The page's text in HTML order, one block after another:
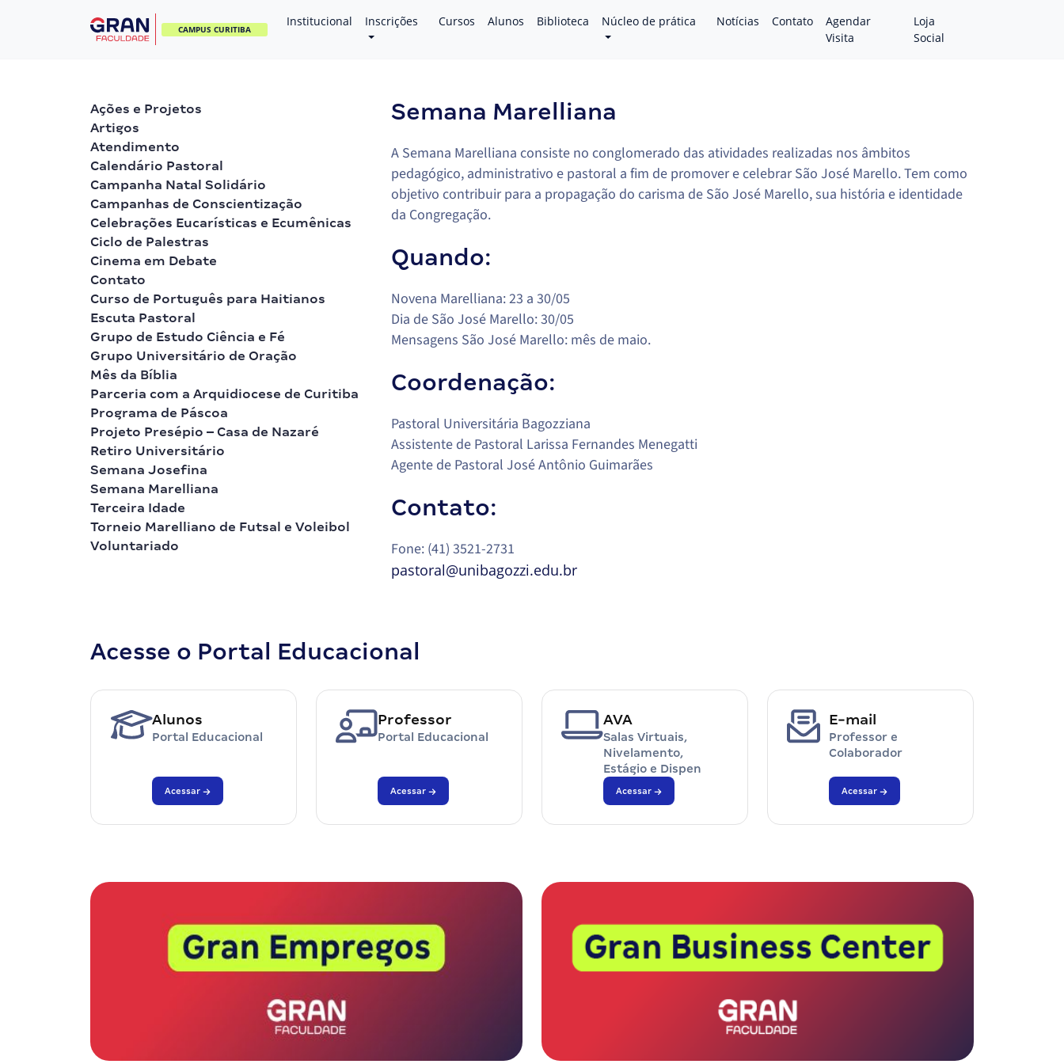
CAMPUS CURITIBA
Institucional Inscrições Cursos Alunos Biblioteca Núcleo de prática Notícias Contato
Agendar
Visita
Loja
Social
Ações e Projetos
Artigos
Atendimento
Calendário Pastoral
Campanha Natal Solidário
Campanhas de Conscientização
Celebrações Eucarísticas e Ecumênicas
Ciclo de Palestras
Cinema em Debate
Contato
Curso de Português para Haitianos
Escuta Pastoral
Grupo de Estudo Ciência e Fé
Grupo Universitário de Oração
Mês da Bíblia
Parceria com a Arquidiocese de Curitiba
Programa de Páscoa
Projeto Presépio – Casa de Nazaré
Retiro Universitário
Semana Josefina
Semana Marelliana
Terceira Idade
Torneio Marelliano de Futsal e Voleibol
Voluntariado
Semana Marelliana
A Semana Marelliana consiste no conglomerado das atividades realizadas nos âmbitos
pedagógico, administrativo e pastoral a fim de promover e celebrar São José Marello. Tem como
objetivo contribuir para a propagação do carisma de São José Marello, sua história e identidade
da Congregação.
Quando:
Novena Marelliana: 23 a 30/05
Dia de São José Marello: 30/05
Mensagens São José Marello: mês de maio.
Coordenação:
Pastoral Universitária Bagozziana
Assistente de Pastoral Larissa Fernandes Menegatti
Agente de Pastoral José Antônio Guimarães
Contato:
Fone: (41) 3521-2731
pastoral@unibagozzi.edu.br
Acesse o Portal Educacional
Alunos
Portal Educacional
Acessar
Professor
Portal Educacional
Acessar
AVA
Salas Virtuais,
Nivelamento,
Estágio e Dispen
Acessar
E-mail
Professor e
Colaborador
Acessar